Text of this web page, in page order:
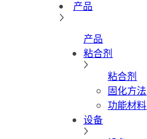
产品
产品
粘合剂
粘合剂
固化方法
功能材料
设备